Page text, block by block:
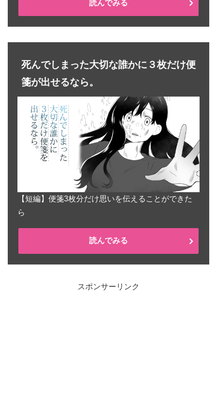
読んでみる
死んでしまった大切な誰かに３枚だけ便
箋が出せるなら。
【短編】便箋3枚分だけ思いを伝えることができた
ら
読んでみる
スポンサーリンク